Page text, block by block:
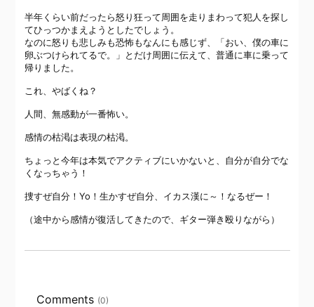
半年くらい前だったら怒り狂って周囲を走りまわって犯人を探し
てひっつかまえようとしたでしょう。
なのに怒りも悲しみも恐怖もなんにも感じず、「おい、僕の車に
卵ぶつけられてるで。」とだけ周囲に伝えて、普通に車に乗って
帰りました。
これ、やばくね？
人間、無感動が一番怖い。
感情の枯渇は表現の枯渇。
ちょっと今年は本気でアクティブにいかないと、自分が自分でな
くなっちゃう！
捜すぜ自分！Yo！生かすぜ自分、イカス漢に～！なるぜー！
（途中から感情が復活してきたので、ギター弾き殴りながら）
Comments (0)